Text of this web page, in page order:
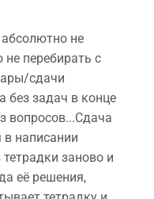
не
не перебирать с
сдачи
без задач в конце
вопросов...Сдача
написании
заново и
её решения,